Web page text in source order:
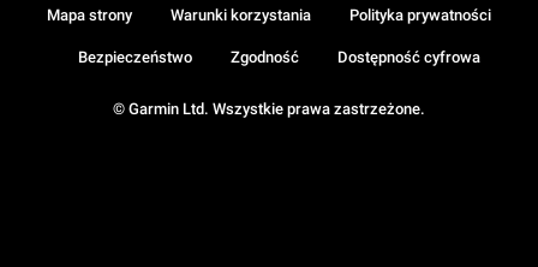
© Garmin Ltd. Wszystkie prawa zastrzeżone.
Mapa strony Warunki korzystania Polityka prywatności
Bezpieczeństwo Zgodność Dostępność cyfrowa